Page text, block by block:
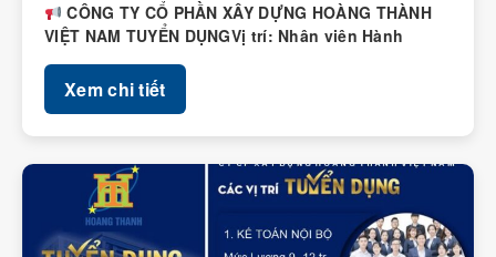
CÔNG TY CỔ PHẦN XÂY DỰNG HOÀNG THÀNH
VIỆT NAM TUYỂN DỤNGVị trí: Nhân viên Hành
chính – Nhân...
Xem chi tiết